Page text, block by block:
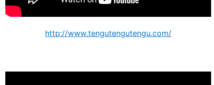
http://www.tengutengutengu.com/